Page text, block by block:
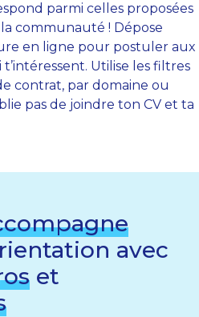
parmi celles proposées
communauté ! Dépose
en ligne pour postuler aux
Utilise les filtres
contrat, par domaine ou
pas de joindre ton CV et ta
avec
et